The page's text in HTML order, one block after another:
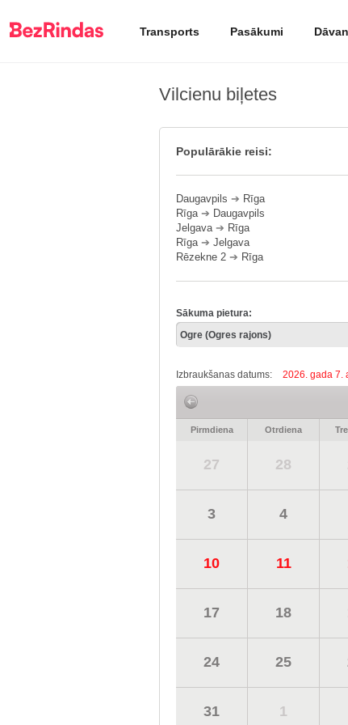
Transports Pasākumi
Vilcienu biļetes
Populārākie reisi:
Daugavpils ➔ Rīga
Rīga➔ Daugavpils
Jelgava➔ Rīga
Rīga➔ Jelgava
Rēzekne 2 ➔ Rīga
Sākuma pietura:
Izbraukšanas datums: 2026. gada 7.
Pirmdiena Otrdiena
27 28
3 4
10 11
17 18
24 25
31 1